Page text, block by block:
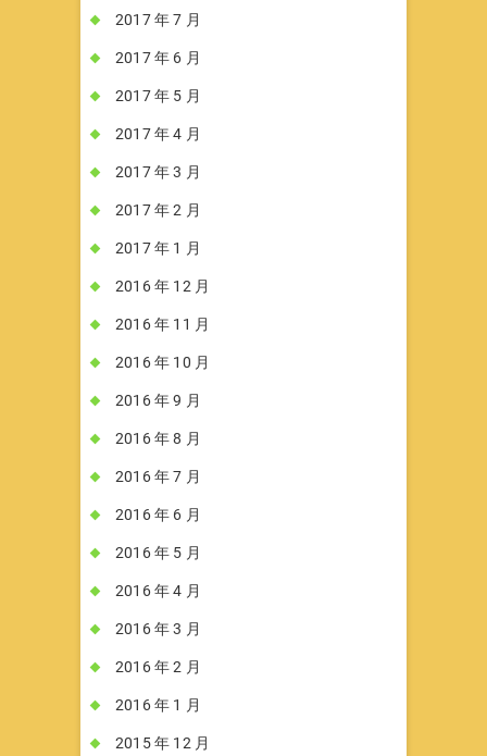
2017 年 7 月
2017 年 6 月
2017 年 5 月
2017 年 4 月
2017 年 3 月
2017 年 2 月
2017 年 1 月
2016 年 12 月
2016 年 11 月
2016 年 10 月
2016 年 9 月
2016 年 8 月
2016 年 7 月
2016 年 6 月
2016 年 5 月
2016 年 4 月
2016 年 3 月
2016 年 2 月
2016 年 1 月
2015 年 12 月